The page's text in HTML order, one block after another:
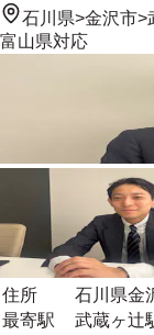
石川県>金沢市>
富山県対応
住所
石川県金
最寄駅
武蔵ヶ辻